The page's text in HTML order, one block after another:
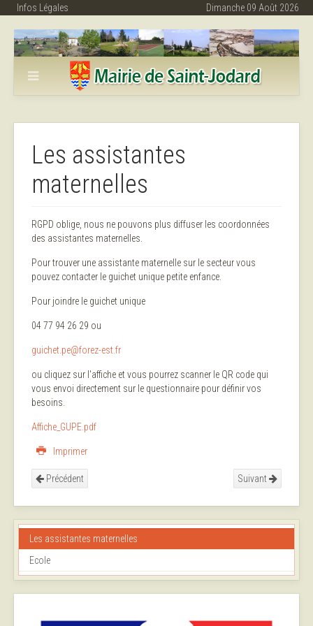
Infos Légales Dimanche 09 Août 2026
Les assistantes
maternelles
RGPD oblige, nous ne pouvons plus diffuser les coordonnées
des assistantes maternelles.
Pour trouver une assistante maternelle sur le secteur vous
pouvez contacter le guichet unique petite enfance.
Pour joindre le guichet unique
04 77 94 26 29 ou
guichet.pe@forez-est.fr
ou cliquez sur l'affiche et vous pourrez scanner le QR code qui
vous envoi directement sur le questionnaire pour définir vos
besoins.
Affiche_GUPE.pdf
Imprimer
Précédent Suivant
Les assistantes maternelles
Ecole